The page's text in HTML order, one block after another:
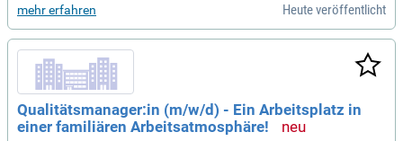
mehr erfahren Heute veröffentlicht
Qualitätsmanager:in (m/w/d) - Ein Arbeitsplatz in
einer familiären Arbeitsatmosphäre!